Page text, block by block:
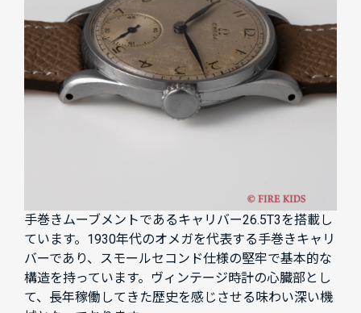
手巻きムーブメントであるキャリバー26.5T3を搭載し
ています。1930年代のオメガを代表する手巻きキャリ
バーであり、スモールセコンド仕様の堅牢で基本的な
構造を持っています。ヴィンテージ時計の心臓部とし
て、長年稼働してきた歴史を感じさせる味わい深い機